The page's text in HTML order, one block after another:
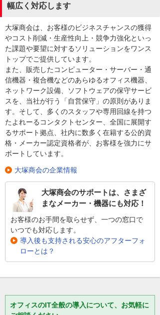
幅広く対応します
大塚商会は、お客様のビジネスチャンスの獲得
やコスト削減・生産性向上・競争力強化といっ
た課題や要望に対するソリューションをワンス
トップでご提供しています。
また、販売したコンピューター・サーバー・通
信機器・複合機などのあらゆるオフィス機器、
ネットワーク設備、ソフトウェアの保守サービ
スを、当社が行う「自営保守」の原則がありま
す。そして、多くのスタッフや専用回線を持つ
たよれーるコンタクトセンター、全国に展開す
るサポート拠点、社内に数多く在籍する公的資
格・メーカー認定資格者が、お客様を強力にサ
ポートしています。
大塚商会の企業情報
大塚商会のサポートは、さまざ
まなメーカー・機器にも対応！
お客様のお手間を取らせず、一つの窓口で
いつでも対応します。
導入後も支持される安心のアフターフォ
ローとは？
オフィスのIT全般の導入について、お気軽に